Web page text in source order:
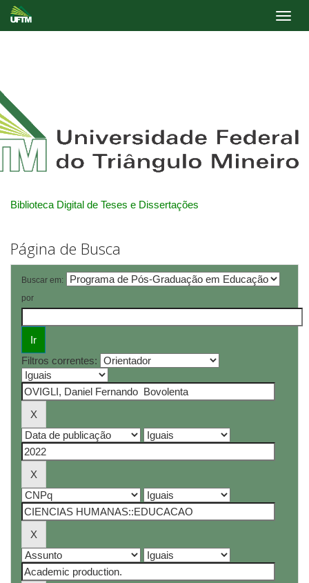
Biblioteca Digital de Teses e Dissertações
Página de Busca
Buscar em:
por
Filtros correntes: